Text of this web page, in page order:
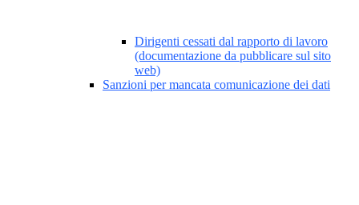
Dirigenti cessati dal rapporto di lavoro
(documentazione da pubblicare sul sito
web)
Sanzioni per mancata comunicazione dei dati